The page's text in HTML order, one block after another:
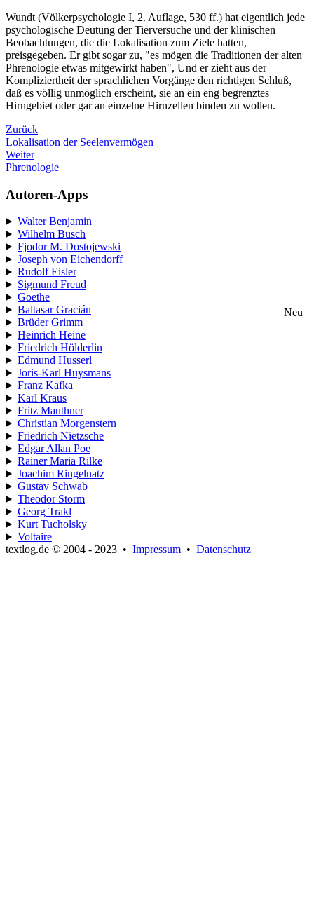
Wundt (Völkerpsychologie I, 2. Auflage, 530 ff.) hat eigentlich jede
psychologische Deutung der Tierversuche und der klinischen
Beobachtungen, die die Lokalisation zum Ziele hatten,
preisgegeben. Er gibt sogar zu, "es mögen die Traditionen der alten
Phrenologie etwas mitgewirkt haben", Und er zieht aus der
Kompliziertheit der sprachlichen Vorgänge den richtigen Schluß,
daß es völlig unmöglich erscheint, sie an ein eng begrenztes
Hirngebiet oder gar an einzelne Hirnzellen binden zu wollen.
Zurück
Lokalisation der Seelenvermögen
Weiter
Phrenologie
Autoren-Apps
Walter Benjamin
Wilhelm Busch
Fjodor M. Dostojewski
Joseph von Eichendorff
Rudolf Eisler
Sigmund Freud
Goethe
Baltasar Gracián
Neu
Brüder Grimm
Heinrich Heine
Friedrich Hölderlin
Edmund Husserl
Joris-Karl Huysmans
Franz Kafka
Karl Kraus
Fritz Mauthner
Christian Morgenstern
Friedrich Nietzsche
Edgar Allan Poe
Rainer Maria Rilke
Joachim Ringelnatz
Gustav Schwab
Theodor Storm
Georg Trakl
Kurt Tucholsky
Voltaire
textlog.de © 2004 - 2023 • Impressum • Datenschutz